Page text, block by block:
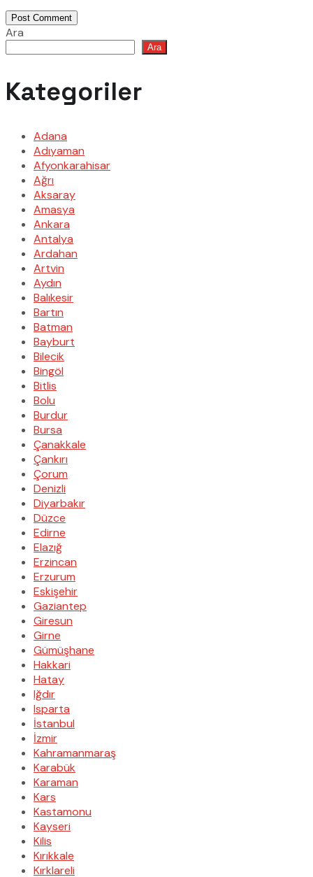
Post Comment
Ara
Ara
Kategoriler
Adana
Adıyaman
Afyonkarahisar
Ağrı
Aksaray
Amasya
Ankara
Antalya
Ardahan
Artvin
Aydın
Balıkesir
Bartın
Batman
Bayburt
Bilecik
Bingöl
Bitlis
Bolu
Burdur
Bursa
Çanakkale
Çankırı
Çorum
Denizli
Diyarbakır
Düzce
Edirne
Elazığ
Erzincan
Erzurum
Eskişehir
Gaziantep
Giresun
Girne
Gümüşhane
Hakkari
Hatay
Iğdır
Isparta
İstanbul
İzmir
Kahramanmaraş
Karabük
Karaman
Kars
Kastamonu
Kayseri
Kilis
Kırıkkale
Kırklareli